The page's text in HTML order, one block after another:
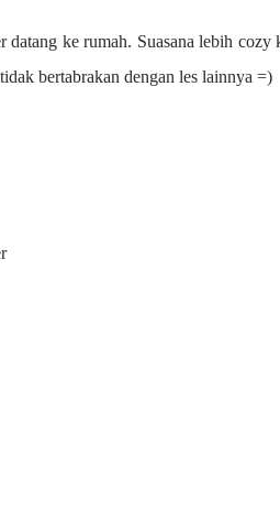
ke rumah. Suasana lebih cozy
bertabrakan dengan les lainnya =)